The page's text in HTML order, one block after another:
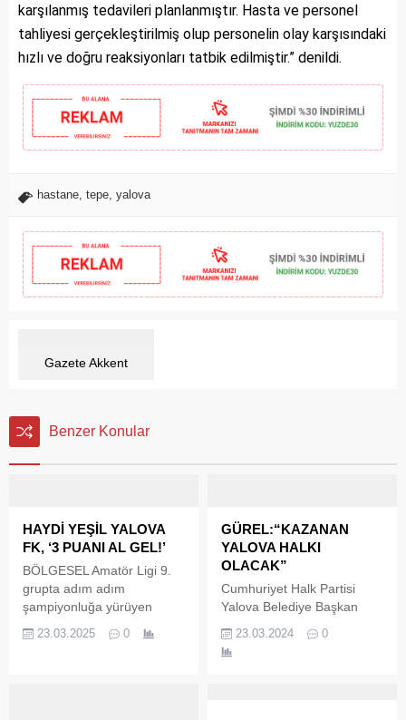
karşılanmış tedavileri planlanmıştır. Hasta ve personel
tahliyesi gerçekleştirilmiş olup personelin olay karşısındaki
hızlı ve doğru reaksiyonları tatbik edilmiştir.” denildi.
hastane tepe yalova
Gazete Akkent
Benzer Konular
HAYDİ YEŞİL YALOVA
FK, ‘3 PUANI AL GEL!’
BÖLGESEL Amatör Ligi 9.
grupta adım adım
şampiyonluğa yürüyen
FK, 23 Mart Pazar günü
23.03.2025 0
GÜREL:“KAZANAN
YALOVA HALKI
OLACAK”
Cumhuriyet Halk Partisi
Yalova Belediye Başkan
Mart 2024 yerel seçimlerine
güçlü meclis üyesi adayları
23.03.2024 0